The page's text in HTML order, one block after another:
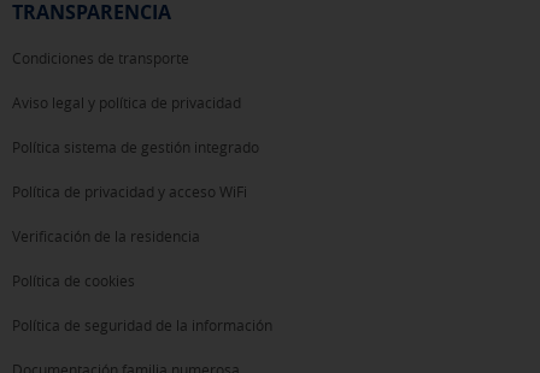
TRANSPARENCIA
Condiciones de transporte
Aviso legal y política de privacidad
Política sistema de gestión integrado
Política de privacidad y acceso WiFi
Verificación de la residencia
Política de cookies
Política de seguridad de la información